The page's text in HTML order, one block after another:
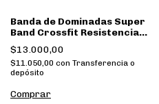
Banda de Dominadas Super
Band Crossfit Resistencia
Powertech - Ancho 1,3CM
$13.000,00
$11.050,00 con Transferencia o
depósito